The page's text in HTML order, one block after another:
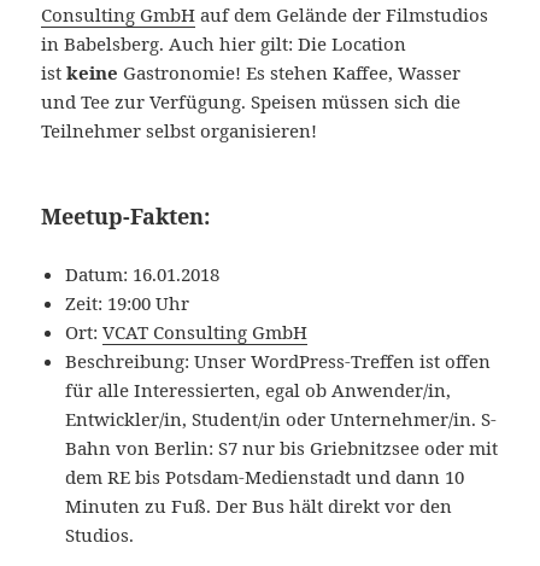
Consulting GmbH auf dem Gelände der Filmstudios
in Babelsberg. Auch hier gilt: Die Location
istkeine Gastronomie! Es stehen Kaffee, Wasser
und Tee zur Verfügung. Speisen müssen sich die
Teilnehmer selbst organisieren!
Meetup-Fakten:
Datum: 16.01.2018
Zeit: 19:00 Uhr
Ort:VCAT Consulting GmbH
Beschreibung: Unser WordPress-Treffen ist offen
für alle Interessierten, egal ob Anwender/in,
Entwickler/in, Student/in oder Unternehmer/in. S-
Bahn von Berlin: S7 nur bis Griebnitzsee oder mit
dem RE bis Potsdam-Medienstadt und dann 10
Minuten zu Fuß. Der Bus hält direkt vor den
Studios.